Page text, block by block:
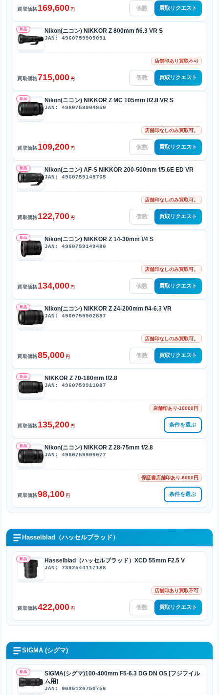
買取価格169,600 円 買取リクエスト
新品 Nikon(ニコン) NIKKOR Z 800mm f/6.3 VR S
JAN: 4960759909091
店舗印あり買取不可
買取価格715,000 円 買取リクエスト
新品 Nikon(ニコン) NIKKOR Z MC 105mm f/2.8 VR S
JAN: 4960759904850
店舗印なしのみ買取可。
買取価格109,200 円 買取リクエスト
新品 Nikon(ニコン) AF-S NIKKOR 200-500mm f/5.6E ED VR
JAN: 4960759145765
店舗印なしのみ買取可。
買取価格122,700 円 買取リクエスト
新品 Nikon(ニコン) NIKKOR Z 14-30mm f/4 S
JAN: 4960759149480
店舗印なしのみ買取可。
買取価格134,000 円 買取リクエスト
新品 Nikon(ニコン) NIKKOR Z 24-200mm f/4-6.3 VR
JAN: 4960759902887
店舗印なしのみ買取可。
買取価格85,000 円 買取リクエスト
新品 NIKKOR Z 70-180mm f/2.8
JAN: 4960759911087
店舗印あり-10000円
買取価格135,200 円 条件を選ぶ
新品 Nikon(ニコン) NIKKOR Z 28-75mm f/2.8
JAN: 4960759909077
保証書店舗印あり-6000円
買取価格98,100 円 条件を選ぶ
Hasselblad（ハッセルブラッド）
新品 Hasselblad（ハッセルブラッド）XCD 55mm F2.5 V
JAN: 7392544117188
店舗印あり買取不可
買取価格422,000 円 買取リクエスト
SIGMA (シグマ)
新品
SIGMA(シグマ)100-400mm F5-6.3 DG DN OS [フジフイル
ム用]
JAN: 0085126750756